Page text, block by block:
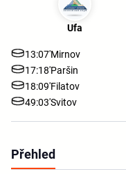
Ufa
13:07'Mirnov
17:18'Paršin
18:09'Filatov
49:03'Svitov
Přehled